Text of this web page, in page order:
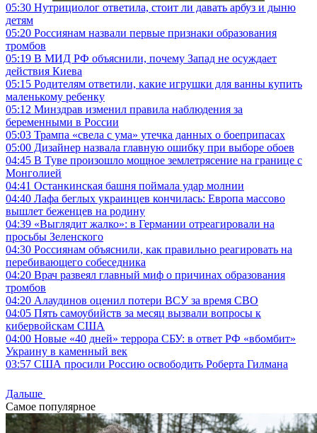
05:30 Нутрициолог ответила, стоит ли давать арбуз и дыню
детям
05:20 Россиянам назвали первые признаки образования
тромбов
05:19 В МИД РФ объяснили, почему Запад не осуждает
действия Киева
05:15 Родителям ответили, какие игрушки для ванны купить
маленькому ребенку
05:12 Минздрав изменил правила наблюдения за
беременными в России
05:03 Трампа «свела с ума» утечка данных о боеприпасах
05:00 Дизайнер назвала главную ошибку при выборе обоев
04:45 В Туве произошло мощное землетрясение на границе с
Монголией
04:41 Останкинская башня поймала удар молнии
04:40 Лафа беглых украинцев кончилась: Европа массово
вышлет беженцев на родину
04:39 «Выглядит жалко»: в Германии отреагировали на
просьбы Зеленского
04:30 Россиянам объяснили, как правильно реагировать на
перебивающего собеседника
04:20 Врач развеял главный миф о причинах образования
тромбов
04:20 Алаудинов оценил потери ВСУ за время СВО
04:05 Пять самоубийств за месяц вызвали вопросы к
кибервойскам США
04:00 Новые «40 дней» террора СБУ: в ответ РФ «вбомбит»
Украину в каменный век
03:57 США просили Россию освободить Роберта Гилмана
Дальше
Самое популярное